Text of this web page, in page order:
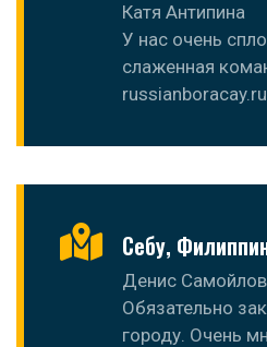
Катя Антипина
У нас очень
слаженная
russianboracay.ru
Себу,
Денис Самойлов
Обязательно
городу. Очень